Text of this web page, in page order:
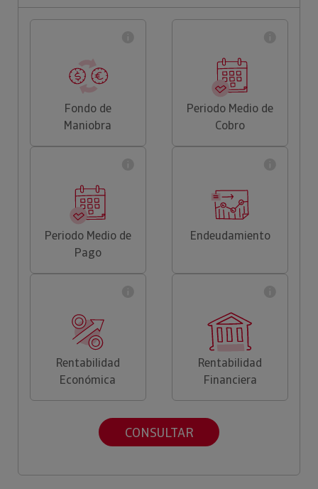
Fondo de
Maniobra
Periodo Medio de
Cobro
Periodo Medio de
Pago
Endeudamiento
Rentabilidad
Económica
Rentabilidad
Financiera
CONSULTAR